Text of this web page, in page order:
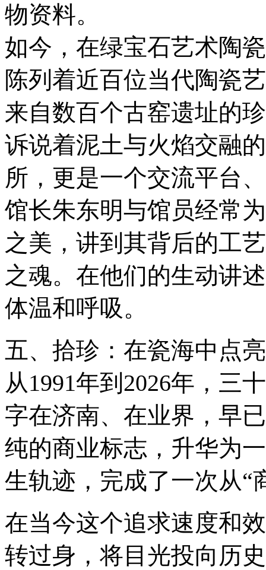
物资料。
如今，在绿宝石艺术陶
陈列着近百位当代陶瓷
来自数百个古窑遗址的
诉说着泥土与火焰交融
所，更是一个交流平台
馆长朱东明与馆员经常
之美，讲到其背后的工
之魂。在他们的生动讲
体温和呼吸。
五、拾珍：在瓷海中点
从1991年到2026年，三
字在济南、在业界，早
纯的商业标志，升华为
生轨迹，完成了一次从“
在当今这个追求速度和
转过身，将目光投向历